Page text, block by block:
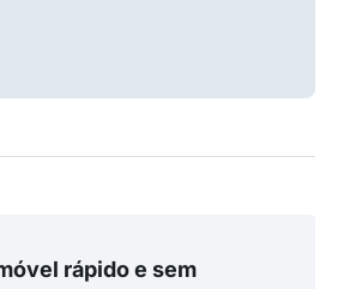
rápido e sem